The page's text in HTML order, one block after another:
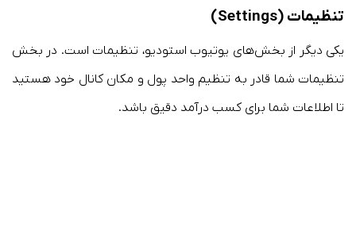
تنظیمات (Settings)
یکی دیگر از بخش‌های یوتیوب استودیو، تنظیمات است. در بخش
تنظیمات شما قادر به تنظیم واحد پول و مکان کانال خود هستید
تا اطلاعات شما برای کسب درآمد دقیق باشد.